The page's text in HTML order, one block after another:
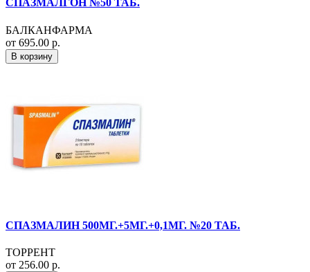
СПАЗМАЛГОН №50 ТАБ.
БАЛКАНФАРМА
от 695.00 р.
В корзину
СПАЗМАЛИН 500МГ.+5МГ.+0,1МГ. №20 ТАБ.
ТОРРЕНТ
от 256.00 р.